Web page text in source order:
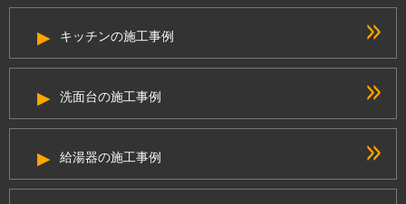
キッチンの施工事例
洗面台の施工事例
給湯器の施工事例